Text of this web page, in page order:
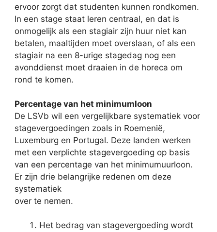
ervoor zorgt dat studenten kunnen rondkomen.
In een stage staat leren centraal, en dat is
onmogelijk als een stagiair zijn huur niet kan
betalen, maaltijden moet overslaan, of als een
stagiair na een 8-urige stagedag nog een
avonddienst moet draaien in de horeca om
rond te komen.
Percentage van het minimumloon
De LSVb wil een vergelijkbare systematiek voor
stagevergoedingen zoals in Roemenië,
Luxemburg en Portugal. Deze landen werken
met een verplichte stagevergoeding op basis
van een percentage van het minimumuurloon.
Er zijn drie belangrijke redenen om deze
systematiek
over te nemen.
Het bedrag van stagevergoeding wordt